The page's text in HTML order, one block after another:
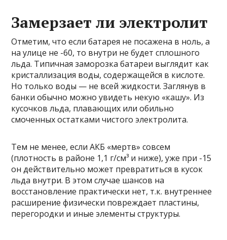
Замерзает ли электролит
Отметим, что если батарея не посажена в ноль, а
на улице не -60, то внутри не будет сплошного
льда. Типичная заморозка батареи выглядит как
кристаллизация воды, содержащейся в кислоте.
Но только воды — не всей жидкости. Заглянув в
банки обычно можно увидеть некую «кашу». Из
кусочков льда, плавающих или обильно
смоченных остатками чистого электролита.
Тем не менее, если АКБ «мертв» совсем
(плотность в районе 1,1 г/см³ и ниже), уже при -15
он действительно может превратиться в кусок
льда внутри. В этом случае шансов на
восстановление практически нет, т.к. внутреннее
расширение физически повреждает пластины,
перегородки и иные элементы структуры.